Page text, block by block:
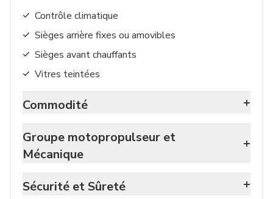
Contrôle climatique
Sièges arrière fixes ou amovibles
Sièges avant chauffants
Vitres teintées
Commodité +
Groupe motopropulseur et
Mécanique
+
Sécurité et Sûreté +